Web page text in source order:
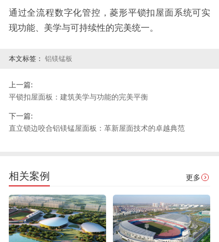
通过全流程数字化管控，菱形平锁扣屋面系统可实
现功能、美学与可持续性的完美统一。
本文标签： 铝镁锰板
上一篇:
平锁扣屋面板：建筑美学与功能的完美平衡
下一篇:
直立锁边咬合铝镁锰屋面板：革新屋面技术的卓越典范
相关案例 更多